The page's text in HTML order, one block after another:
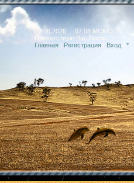
07.08.2026 07:08 МСК/СПБ
Приветствую Вас Гость
Главная | Регистрация Вход *